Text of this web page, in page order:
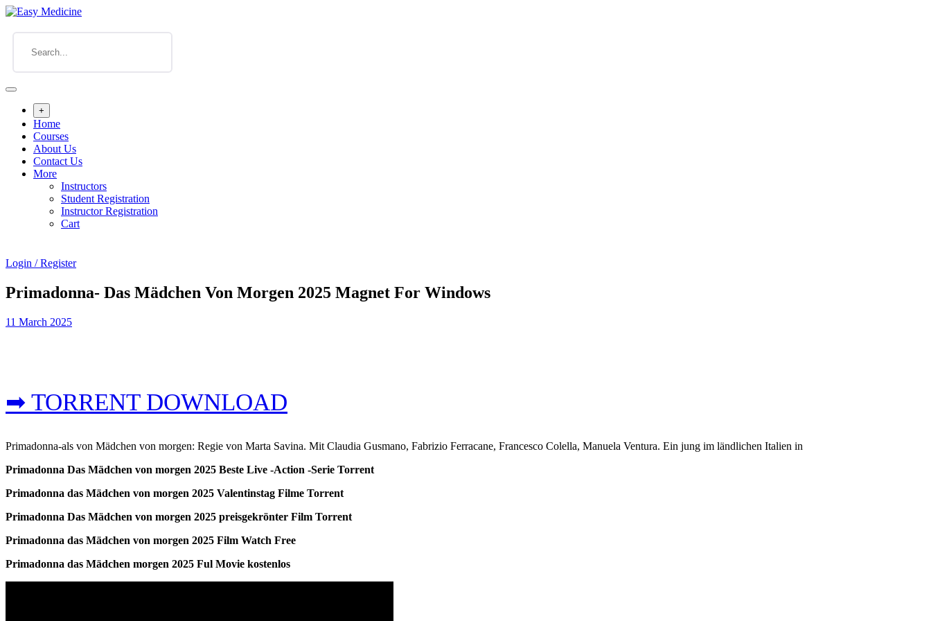
+
Home
Courses
About Us
Contact Us
More
Instructors
Student Registration
Instructor Registration
Cart
Login / Register
Primadonna- Das Mädchen Von Morgen 2025 Magnet For Windows
11 March 2025
➡ TORRENT DOWNLOAD
Primadonna-als von Mädchen von morgen: Regie von Marta Savina. Mit Claudia Gusmano, Fabrizio Ferracane, Francesco Colella, Manuela Ventura. Ein jung im ländlichen Italien in
Primadonna Das Mädchen von morgen 2025 Beste Live -Action -Serie Torrent
Primadonna das Mädchen von morgen 2025 Valentinstag Filme Torrent
Primadonna Das Mädchen von morgen 2025 preisgekrönter Film Torrent
Primadonna das Mädchen von morgen 2025 Film Watch Free
Primadonna das Mädchen morgen 2025 Ful Movie kostenlos